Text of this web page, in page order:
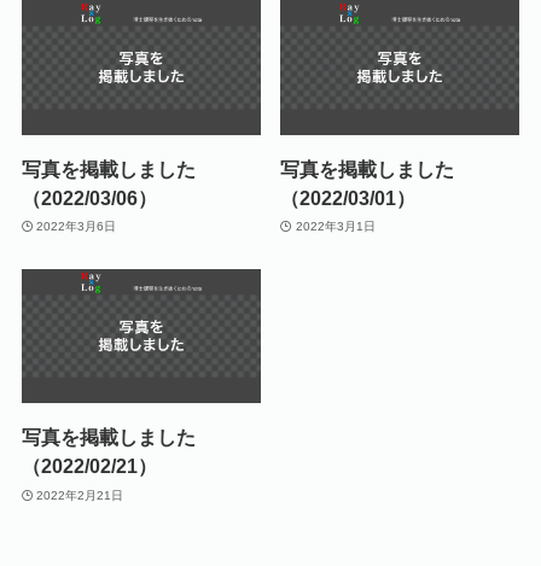
写真を掲載しました
（2022/03/06）
2022年3月6日
写真を掲載しました
（2022/03/01）
2022年3月1日
写真を掲載しました
（2022/02/21）
2022年2月21日